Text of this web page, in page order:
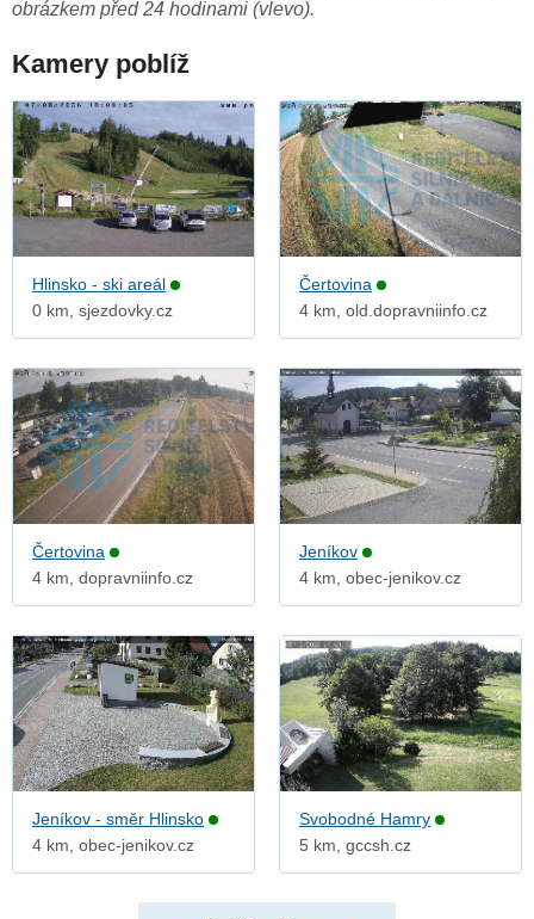
obrázkem před 24 hodinami (vlevo).
Kamery poblíž
Hlinsko - ski areál
0 km, sjezdovky.cz
Čertovina
4 km, old.dopravniinfo.cz
Čertovina
4 km, dopravniinfo.cz
Jeníkov
4 km, obec-jenikov.cz
Jeníkov - směr Hlinsko
4 km, obec-jenikov.cz
Svobodné Hamry
5 km, gccsh.cz